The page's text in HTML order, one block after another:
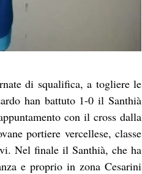
di squalifica, a togliere le
han battuto 1-0 il Santhià
con il cross dalla
portiere vercellese, classe
Nel finale il Santhià, che ha
e proprio in zona Cesarini